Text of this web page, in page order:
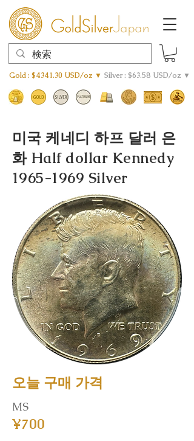
Gold : $4341.30 USD/oz ▼ Silver : $63.58 USD/oz ▼
미국 케네디 하프 달러 은
화 Half dollar Kennedy
1965-1969 Silver
오늘 구매 가격
MS
¥700